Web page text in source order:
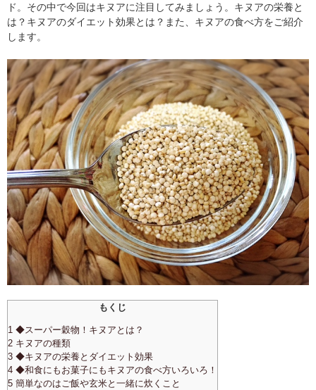
ド。その中で今回はキヌアに注目してみましょう。キヌアの栄養と
は？キヌアのダイエット効果とは？また、キヌアの食べ方をご紹介
します。
もくじ
1 ◆スーパー穀物！キヌアとは？
2 キヌアの種類
3 ◆キヌアの栄養とダイエット効果
4 ◆和食にもお菓子にもキヌアの食べ方いろいろ！
5 簡単なのはご飯や玄米と一緒に炊くこと